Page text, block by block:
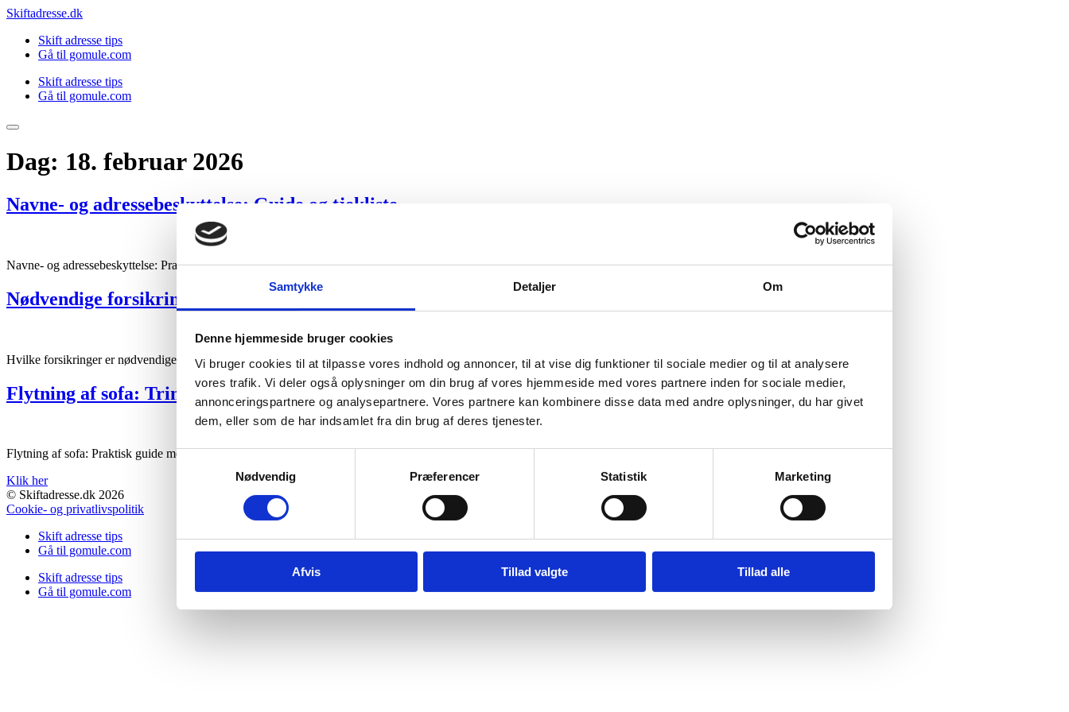
Samtykke Detaljer Om
Denne hjemmeside bruger cookies
Vi bruger cookies til at tilpasse vores indhold og annoncer, til at vise dig funktioner til sociale medier og til at analysere
vores trafik. Vi deler også oplysninger om din brug af vores hjemmeside med vores partnere inden for sociale medier,
annonceringspartnere og analysepartnere. Vores partnere kan kombinere disse data med andre oplysninger, du har givet
dem, eller som de har indsamlet fra din brug af deres tjenester.
Samtykkevalg
Nødvendig
Præferencer Statistik Marketing
Afvis Tillad valgte Tillad alle
Videre
indhold
Skiftadresse.dk
Skift adresse tips
Gå til gomule.com
Skift adresse tips
Gå til gomule.com
Dag: 18. februar 2026
Navne- og adressebeskyttelse: Guide og tjekliste
Navne- og adressebeskyttelse: Praktisk guide med step-by-step ansøgning, fornyelsesinfo, forhold til Robinsonlisten og råd til myndigheds- og telekontakt.
Nødvendige forsikringer, når du flytter hjemmefra
Hvilke forsikringer er nødvendige, når man flytter hjemmefra? Få guide til indboforsikring, ulykkes-, rejse- og bilforsikring plus praktiske råd og tjeklister.
Flytning af sofa: Trin-for-trin guide til sikker
Flytning af sofa: Praktisk guide med mål, pakning, løfteteknik og sikring under transport — trin-for-trin tjekliste for sikker, gnidningsfri flytning.
Klik her
© Skiftadresse.dk 2026
Cookie- og privatlivspolitik
Skift adresse tips
Gå til gomule.com
Skift adresse tips
Gå til gomule.com